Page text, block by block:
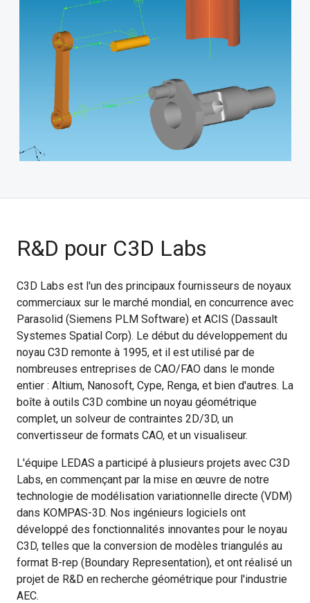
R&D pour C3D Labs
C3D Labs est l'un des principaux fournisseurs de noyaux
commerciaux sur le marché mondial, en concurrence avec
Parasolid (Siemens PLM Software) et ACIS (Dassault
Systemes Spatial Corp). Le début du développement du
noyau C3D remonte à 1995, et il est utilisé par de
nombreuses entreprises de CAO/FAO dans le monde
entier : Altium, Nanosoft, Cype, Renga, et bien d'autres. La
boîte à outils C3D combine un noyau géométrique
complet, un solveur de contraintes 2D/3D, un
convertisseur de formats CAO, et un visualiseur.
L'équipe LEDAS a participé à plusieurs projets avec C3D
Labs, en commençant par la mise en œuvre de notre
technologie de modélisation variationnelle directe (VDM)
dans KOMPAS-3D. Nos ingénieurs logiciels ont
développé des fonctionnalités innovantes pour le noyau
C3D, telles que la conversion de modèles triangulés au
format B-rep (Boundary Representation), et ont réalisé un
projet de R&D en recherche géométrique pour l'industrie
AEC.